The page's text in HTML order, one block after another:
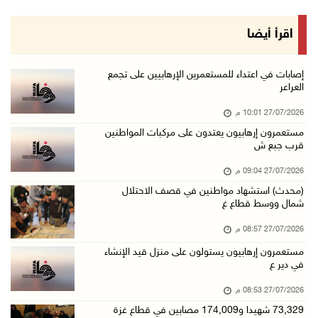
اقرأ أيضا
إصابات في اعتداء للمستعمرين الإرهابيين على تجمع
العراعر
27/07/2026 10:01 م
مستعمرون إرهابيون يعتدون على مركبات المواطنين
قرب جبع ش
27/07/2026 09:04 م
(محدث) استشهاد مواطنين في قصف الاحتلال
شمال ووسط قطاع غ
27/07/2026 08:57 م
مستعمرون إرهابيون يستولون على منزل قيد الإنشاء
في دير ع
27/07/2026 08:53 م
73,329 شهيدا و174,009 مصابين في قطاع غزة